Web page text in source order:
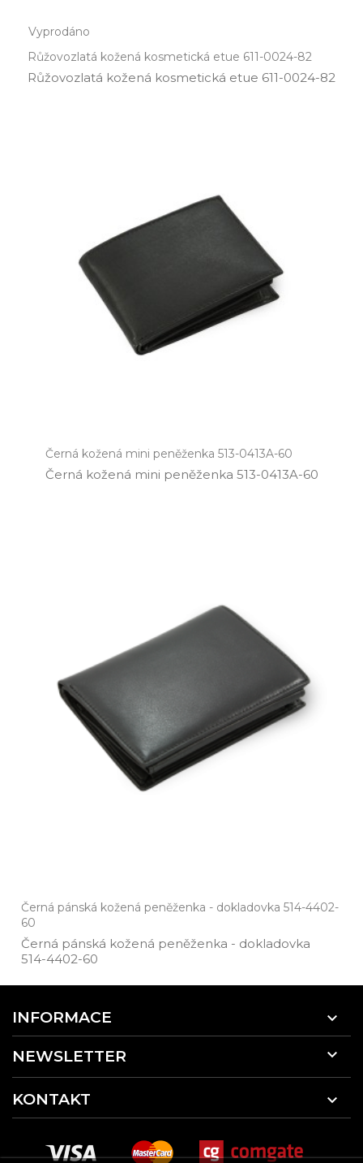
Vyprodáno
Růžovozlatá kožená kosmetická etue 611-0024-82
Růžovozlatá kožená kosmetická etue 611­-0024­-82
Černá kožená mini peněženka 513-0413A-60
Černá kožená mini peněženka 513­-0413A­-60
Černá pánská kožená peněženka - dokladovka 514-4402-
60
Černá pánská kožená peněženka ­- dokladovka
514­-4402­-60
INFORMACE 
NEWSLETTER 
KONTAKT 